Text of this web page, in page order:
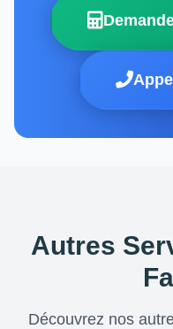
Autres
Découvrez nos